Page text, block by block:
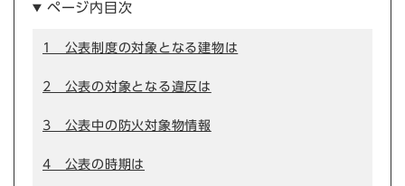
ページ内目次
1 公表制度の対象となる建物は
2 公表の対象となる違反は
3 公表中の防火対象物情報
4 公表の時期は